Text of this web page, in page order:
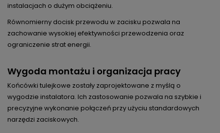
instalacjach o dużym obciążeniu.
Równomierny docisk przewodu w zacisku pozwala na
zachowanie wysokiej efektywności przewodzenia oraz
ograniczenie strat energii.
Wygoda montażu i organizacja pracy
Końcówki tulejkowe zostały zaprojektowane z myślą o
wygodzie instalatora. Ich zastosowanie pozwala na szybkie i
precyzyjne wykonanie połączeń przy użyciu standardowych
narzędzi zaciskowych.